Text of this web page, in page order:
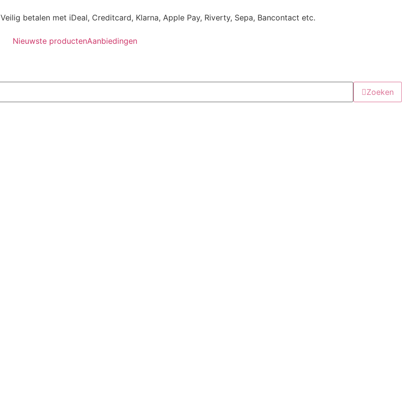
Veilig betalen met iDeal, Creditcard, Klarna, Apple Pay, Riverty, Sepa, Bancontact etc.
Nieuwste productenAanbiedingen
Zoeken